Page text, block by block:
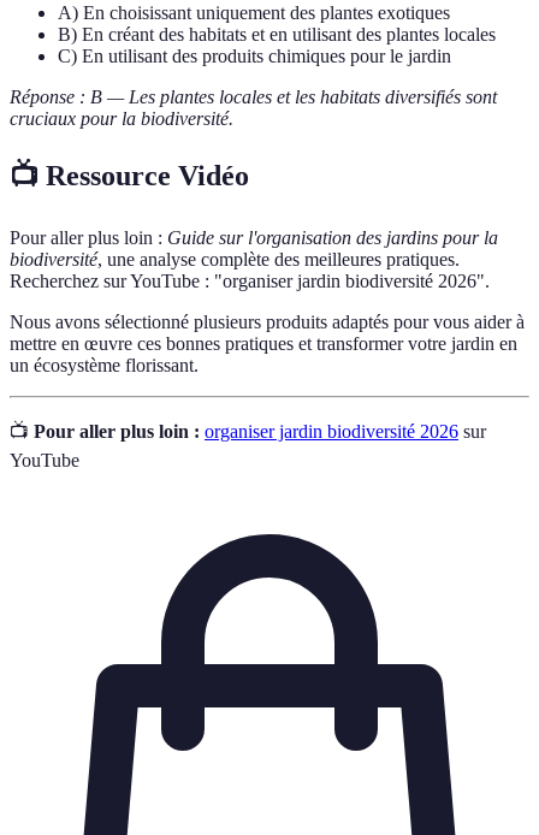
A) En choisissant uniquement des plantes exotiques
B) En créant des habitats et en utilisant des plantes locales
C) En utilisant des produits chimiques pour le jardin
Réponse : B — Les plantes locales et les habitats diversifiés sont
cruciaux pour la biodiversité.
📺 Ressource Vidéo
Pour aller plus loin : Guide sur l'organisation des jardins pour la
biodiversité, une analyse complète des meilleures pratiques.
Recherchez sur YouTube : "organiser jardin biodiversité 2026".
Nous avons sélectionné plusieurs produits adaptés pour vous aider à
mettre en œuvre ces bonnes pratiques et transformer votre jardin en
un écosystème florissant.
📺 Pour aller plus loin : organiser jardin biodiversité 2026 sur
YouTube